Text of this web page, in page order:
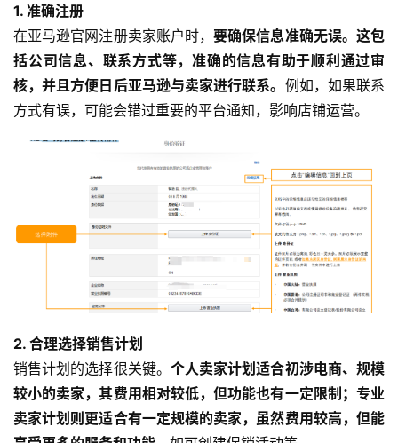
1. 准确注册
在亚马逊官网注册卖家账户时，要确保信息准确无误。这包
括公司信息、联系方式等，准确的信息有助于顺利通过审
核，并且方便日后亚马逊与卖家进行联系。 例如，如果联系
方式有误，可能会错过重要的平台通知，影响店铺运营。
2. 合理选择销售计划
销售计划的选择很关键。 个人卖家计划适合初涉电商、规模
较小的卖家，其费用相对较低，但功能也有一定限制；专业
卖家计划则更适合有一定规模的卖家，虽然费用较高，但能